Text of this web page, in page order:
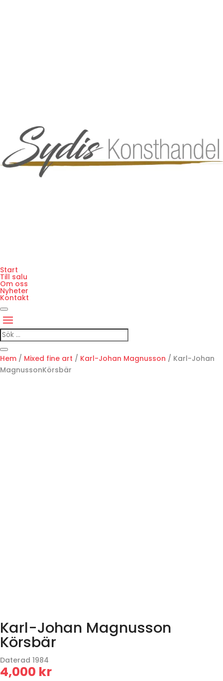
Start
Till salu
Om oss
Nyheter
Kontakt
Hem / Mixed fine art / Karl-Johan Magnusson / Karl-Johan
MagnussonKörsbär
Karl-Johan Magnusson
Körsbär
Daterad 1984
4,000 kr